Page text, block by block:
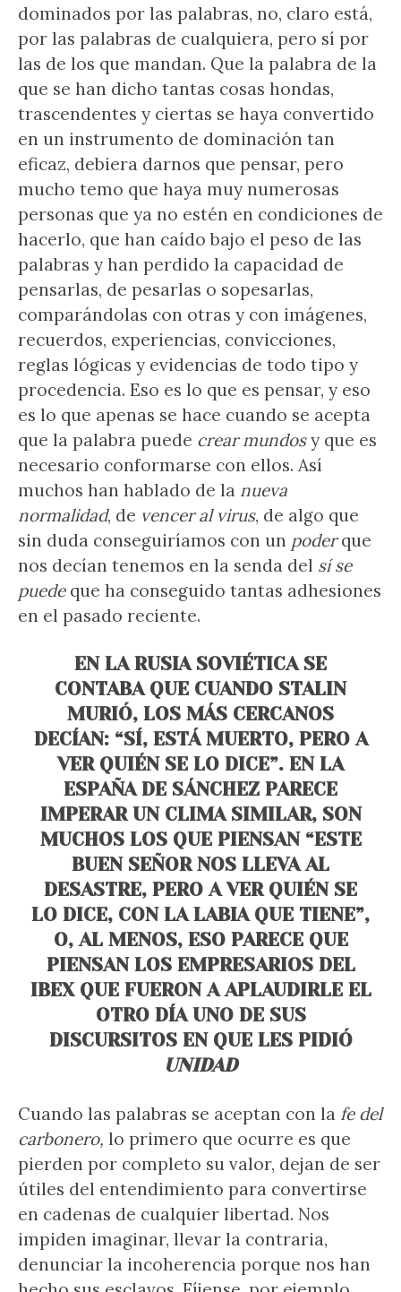
dominados por las palabras, no, claro está,
por las palabras de cualquiera, pero sí por
las de los que mandan. Que la palabra de la
que se han dicho tantas cosas hondas,
trascendentes y ciertas se haya convertido
en un instrumento de dominación tan
eficaz, debiera darnos que pensar, pero
mucho temo que haya muy numerosas
personas que ya no estén en condiciones de
hacerlo, que han caído bajo el peso de las
palabras y han perdido la capacidad de
pensarlas, de pesarlas o sopesarlas,
comparándolas con otras y con imágenes,
recuerdos, experiencias, convicciones,
reglas lógicas y evidencias de todo tipo y
procedencia. Eso es lo que es pensar, y eso
es lo que apenas se hace cuando se acepta
que la palabra puede crear mundosy que es
necesario conformarse con ellos. Así
muchos han hablado de la nueva
normalidad, de vencer al virus, de algo que
sin duda conseguiríamos con un poderque
nos decían tenemos en la senda del sí se
puedeque ha conseguido tantas adhesiones
en el pasado reciente.
EN LA RUSIA SOVIÉTICA SE
CONTABA QUE CUANDO STALIN
MURIÓ, LOS MÁS CERCANOS
DECÍAN: “SÍ, ESTÁ MUERTO, PERO A
VER QUIÉN SE LO DICE”. EN LA
ESPAÑA DE SÁNCHEZ PARECE
IMPERAR UN CLIMA SIMILAR, SON
MUCHOS LOS QUE PIENSAN “ESTE
BUEN SEÑOR NOS LLEVA AL
DESASTRE, PERO A VER QUIÉN SE
LO DICE, CON LA LABIA QUE TIENE”,
O, AL MENOS, ESO PARECE QUE
PIENSAN LOS EMPRESARIOS DEL
IBEX QUE FUERON A APLAUDIRLE EL
OTRO DÍA UNO DE SUS
DISCURSITOS EN QUE LES PIDIÓ
UNIDAD
Cuando las palabras se aceptan con la fe del
carbonero, lo primero que ocurre es que
pierden por completo su valor, dejan de ser
útiles del entendimiento para convertirse
en cadenas de cualquier libertad. Nos
impiden imaginar, llevar la contraria,
denunciar la incoherencia porque nos han